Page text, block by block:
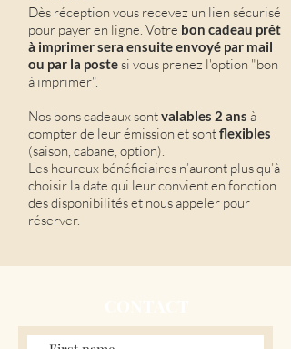
Dès réception vous recevez un lien sécurisé
pour payer en ligne. Votre bon cadeau prêt
à imprimer sera ensuite envoyé par mail
ou par la postesi vous prenez l'option "bon
à imprimer".
Nos bons cadeaux sontvalables 2 ans à
compter de leur émission et sontflexibles
(saison, cabane, option).
Les heureux bénéficiaires n’auront plus qu’à
choisir la date qui leur convient en fonction
des disponibilités et nous appeler pour
réserver.